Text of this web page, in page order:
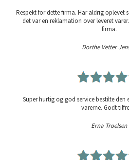
Respekt for dette firma. Har aldrig oplevet
det var en reklamation over leveret
firma.
Dorthe Vetter
Super hurtig og god service bestilte
varerne. Godt
Erna Troelsen